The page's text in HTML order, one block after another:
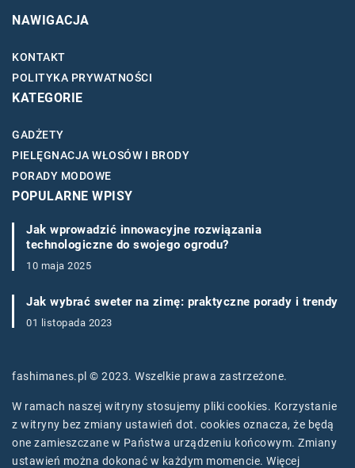
NAWIGACJA
KONTAKT
POLITYKA PRYWATNOŚCI
KATEGORIE
GADŻETY
PIELĘGNACJA WŁOSÓW I BRODY
PORADY MODOWE
POPULARNE WPISY
Jak wprowadzić innowacyjne rozwiązania
technologiczne do swojego ogrodu?
10 maja 2025
Jak wybrać sweter na zimę: praktyczne porady i trendy
01 listopada 2023
fashimanes.pl © 2023. Wszelkie prawa zastrzeżone.
W ramach naszej witryny stosujemy pliki cookies. Korzystanie
z witryny bez zmiany ustawień dot. cookies oznacza, że będą
one zamieszczane w Państwa urządzeniu końcowym. Zmiany
ustawień można dokonać w każdym momencie. Więcej